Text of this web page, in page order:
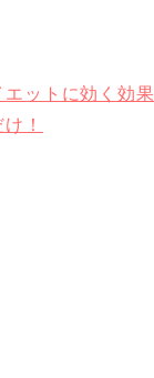
ットに効く効
！